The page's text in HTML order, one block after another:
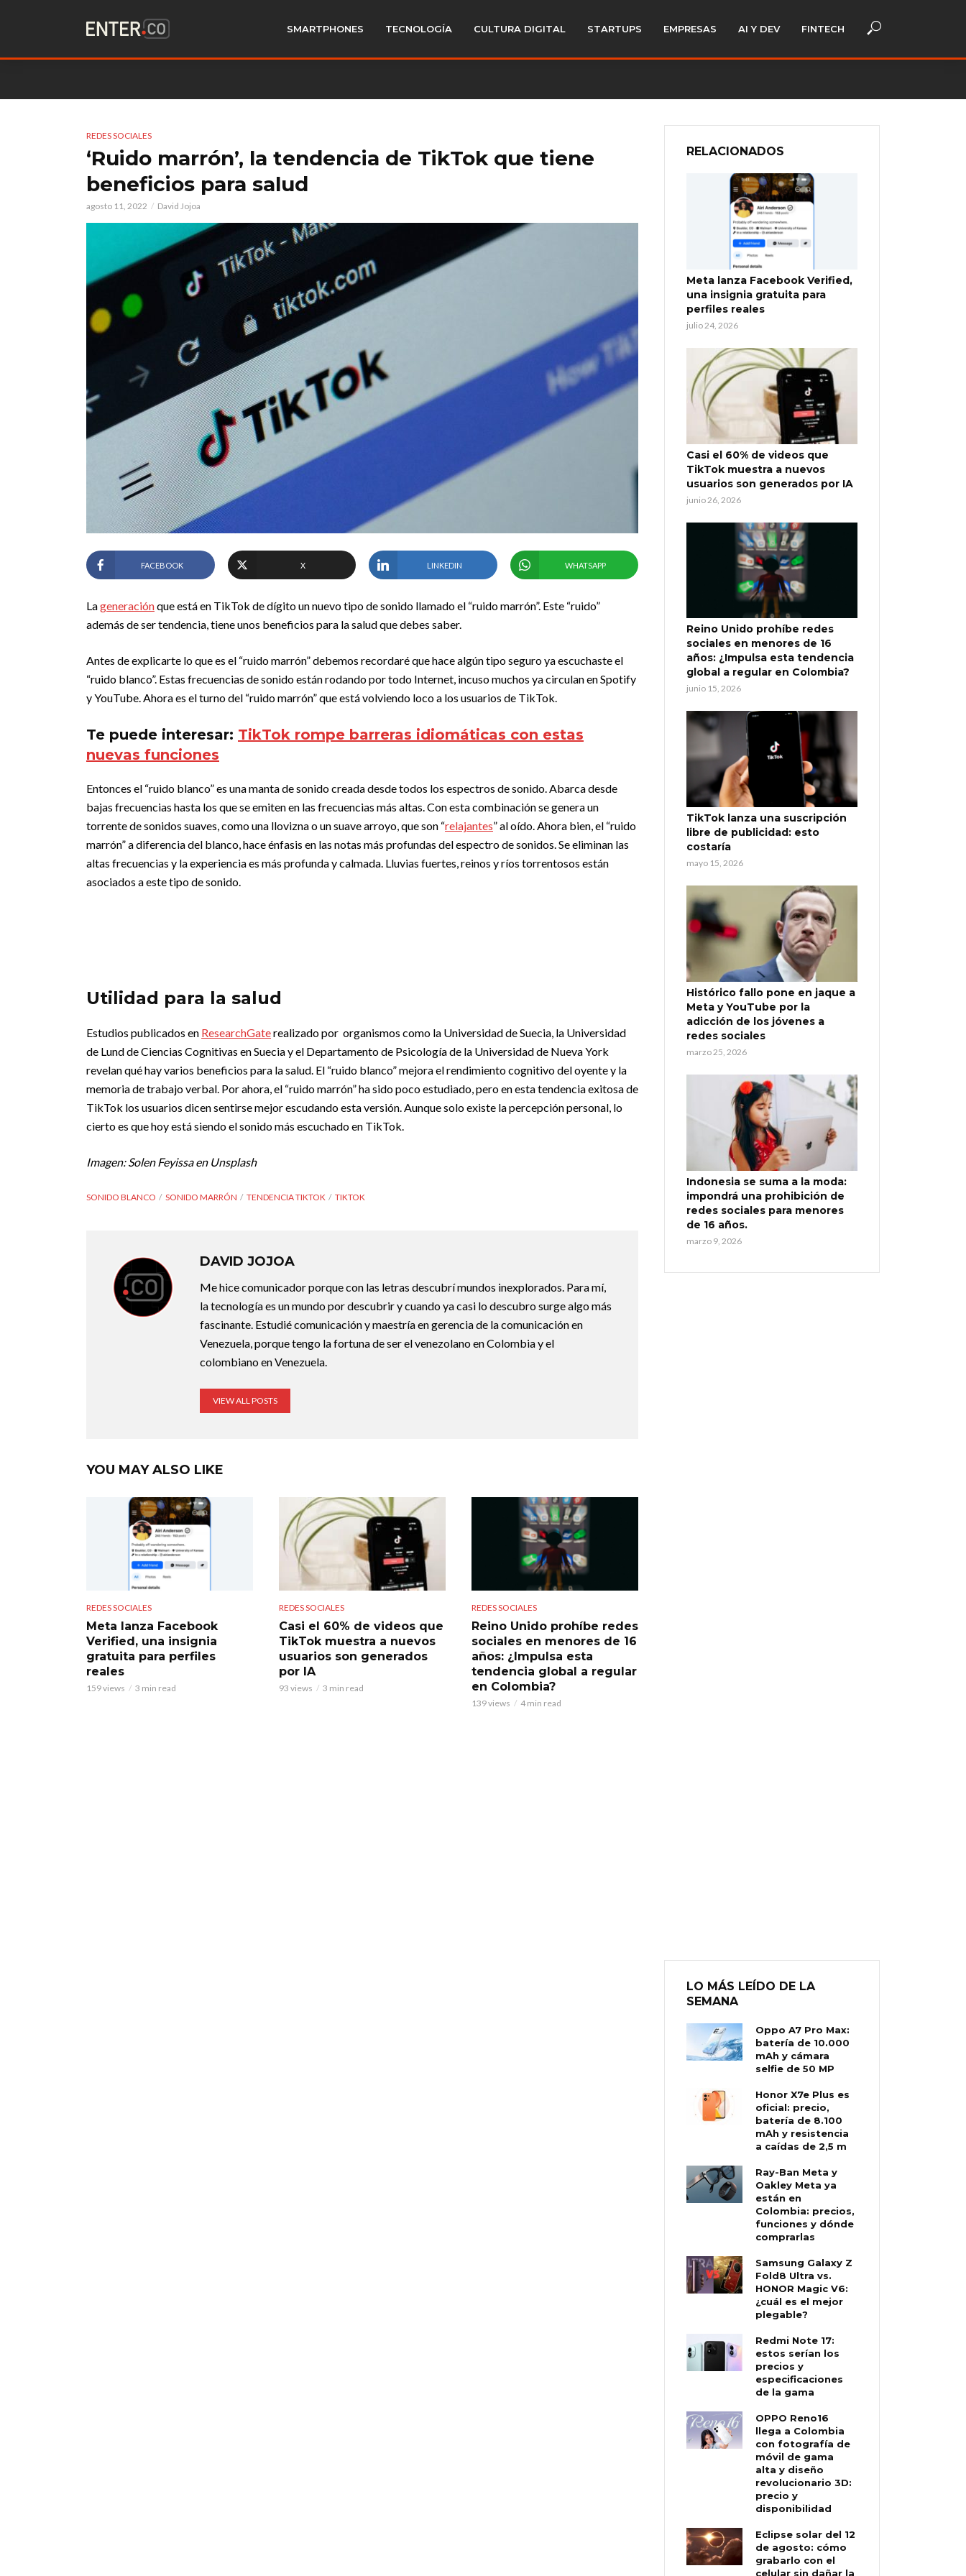
SMARTPHONES TECNOLOGÍA CULTURA DIGITAL STARTUPS EMPRESAS AI Y DEV FINTECH
REDES SOCIALES
‘Ruido marrón’, la tendencia de TikTok que tiene
beneficios para salud
agosto 11, 2022 David Jojoa
FACEBOOK X LINKEDIN WHATSAPP
Lageneraciónque está en TikTok de dígito un nuevo tipo de sonido llamado el “ruido marrón”. Este “ruido”
además de ser tendencia, tiene unos beneficios para la salud que debes saber.
Antes de explicarte lo que es el “ruido marrón” debemos recordaré que hace algún tipo seguro ya escuchaste el
“ruido blanco”. Estas frecuencias de sonido están rodando por todo Internet, incuso muchos ya circulan en Spotify
y YouTube. Ahora es el turno del “ruido marrón” que está volviendo loco a los usuarios de TikTok.
Te puede interesar: TikTok rompe barreras idiomáticas con estas
nuevas funciones
Entonces el “ruido blanco” es una manta de sonido creada desde todos los espectros de sonido. Abarca desde
bajas frecuencias hasta los que se emiten en las frecuencias más altas. Con esta combinación se genera un
torrente de sonidos suaves, como una llovizna o un suave arroyo, que son “relajantes” al oído.Ahora bien, el “ruido
marrón” a diferencia del blanco, hace énfasis en las notas más profundas del espectro de sonidos. Se eliminan las
altas frecuencias y la experiencia es más profunda y calmada. Lluvias fuertes, reinos y ríos torrentosos están
asociados a este tipo de sonido.
Utilidad para la salud
Estudios publicados en ResearchGaterealizado por organismos como la Universidad de Suecia, la Universidad
de Lund de Ciencias Cognitivas en Suecia y el Departamento de Psicología de la Universidad de Nueva York
revelan qué hay varios beneficios para la salud. El “ruido blanco” mejora el rendimiento cognitivo del oyente y la
memoria de trabajo verbal. Por ahora, el “ruido marrón” ha sido poco estudiado, pero en esta tendencia exitosa de
TikTok los usuarios dicen sentirse mejor escudando esta versión. Aunque solo existe la percepción personal, lo
cierto es que hoy está siendo el sonido más escuchado en TikTok.
Imagen:Solen Feyissa en Unsplash
SONIDO BLANCO SONIDO MARRÓN TENDENCIA TIKTOK TIKTOK
DAVID JOJOA
Me hice comunicador porque con las letras descubrí mundos inexplorados. Para mí,
la tecnología es un mundo por descubrir y cuando ya casi lo descubro surge algo más
fascinante. Estudié comunicación y maestría en gerencia de la comunicación en
Venezuela, porque tengo la fortuna de ser el venezolano en Colombia y el
colombiano en Venezuela.
VIEW ALL POSTS
YOU MAY ALSO LIKE
REDES SOCIALES
Meta lanza Facebook
Verified, una insignia
gratuita para perfiles
reales
159 views 3 min read
REDES SOCIALES
Casi el 60% de videos que
TikTok muestra a nuevos
usuarios son generados
por IA
93 views 3 min read
REDES SOCIALES
Reino Unido prohíbe redes
sociales en menores de 16
años: ¿Impulsa esta
tendencia global a regular
en Colombia?
139 views 4 min read
RELACIONADOS
Meta lanza Facebook Verified,
una insignia gratuita para
perfiles reales
julio 24, 2026
Casi el 60% de videos que
TikTok muestra a nuevos
usuarios son generados por IA
junio 26, 2026
Reino Unido prohíbe redes
sociales en menores de 16
años: ¿Impulsa esta tendencia
global a regular en Colombia?
junio 15, 2026
TikTok lanza una suscripción
libre de publicidad: esto
costaría
mayo 15, 2026
Histórico fallo pone en jaque a
Meta y YouTube por la
adicción de los jóvenes a
redes sociales
marzo 25, 2026
Indonesia se suma a la moda:
impondrá una prohibición de
redes sociales para menores
de 16 años.
marzo 9, 2026
LO MÁS LEÍDO DE LA
SEMANA
Oppo A7 Pro Max:
batería de 10.000
mAh y cámara
selfie de 50 MP
Honor X7e Plus es
oficial: precio,
batería de 8.100
mAh y resistencia
a caídas de 2,5 m
Ray-Ban Meta y
Oakley Meta ya
están en
Colombia: precios,
funciones y dónde
comprarlas
Samsung Galaxy Z
Fold8 Ultra vs.
HONOR Magic V6:
¿cuál es el mejor
plegable?
Redmi Note 17:
estos serían los
precios y
especificaciones
de la gama
OPPO Reno16
llega a Colombia
con fotografía de
móvil de gama
alta y diseño
revolucionario 3D:
precio y
disponibilidad
Eclipse solar del 12
de agosto: cómo
grabarlo con el
celular sin dañar la